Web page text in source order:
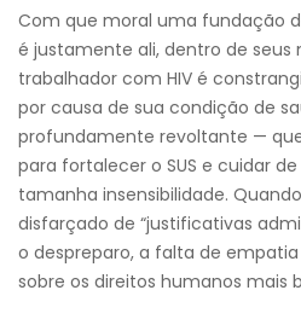
Com que moral uma fundação
é justamente ali, dentro de seus
trabalhador com HIV é
por causa de sua condição de
profundamente revoltante —
para fortalecer o SUS e cuidar
tamanha insensibilidade.
disfarçado de “justificativas
o despreparo, a falta de
sobre os direitos humanos mais